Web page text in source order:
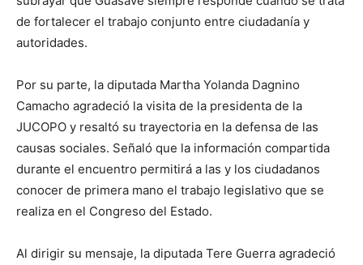
de fortalecer el trabajo conjunto entre ciudadanía y
autoridades.
Por su parte, la diputada Martha Yolanda Dagnino
Camacho agradeció la visita de la presidenta de la
JUCOPO y resaltó su trayectoria en la defensa de las
causas sociales. Señaló que la información compartida
durante el encuentro permitirá a las y los ciudadanos
conocer de primera mano el trabajo legislativo que se
realiza en el Congreso del Estado.
Al dirigir su mensaje, la diputada Tere Guerra agradeció